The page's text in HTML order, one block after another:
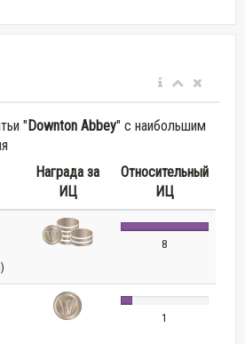
" Downton Abbey" с наибольшим
Награда за
ИЦ
Относительный
ИЦ
8
1